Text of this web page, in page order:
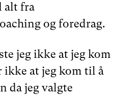
alt fra
og foredrag.
jeg ikke at jeg kom
ikke at jeg kom til å
da jeg valgte